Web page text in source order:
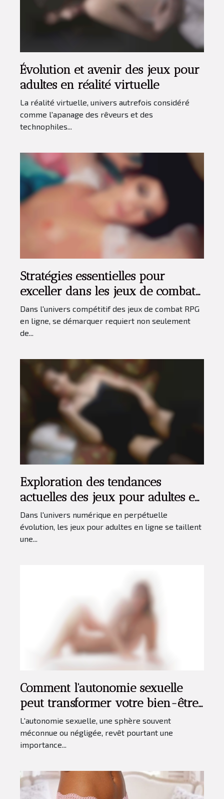
Évolution et avenir des jeux pour
adultes en réalité virtuelle
La réalité virtuelle, univers autrefois considéré
comme l'apanage des rêveurs et des
technophiles...
Stratégies essentielles pour
exceller dans les jeux de combat
RPG en ligne
Dans l'univers compétitif des jeux de combat RPG
en ligne, se démarquer requiert non seulement
de...
Exploration des tendances
actuelles des jeux pour adultes en
ligne
Dans l'univers numérique en perpétuelle
évolution, les jeux pour adultes en ligne se taillent
une...
Comment l'autonomie sexuelle
peut transformer votre bien-être
personnel
L'autonomie sexuelle, une sphère souvent
méconnue ou négligée, revêt pourtant une
importance...